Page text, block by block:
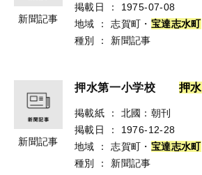
新聞記事
掲載日
：
1975-07-08
地域
： 志賀町・ 宝達志水町
種別
： 新聞記事
新聞記事
押水第一小学校 押水
掲載紙 ：
北國：朝刊
掲載日
：
1976-12-28
地域
： 志賀町・ 宝達志水町
種別
： 新聞記事